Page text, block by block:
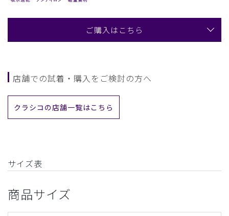
ご購入はこちら
店舗での試着・購入をご検討の方へ
クラシコの店舗一覧はこちら
サイズ表
商品サイズ